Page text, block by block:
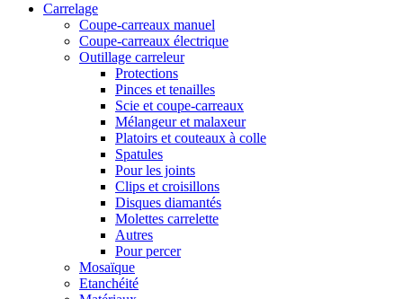
Carrelage
Coupe-carreaux manuel
Coupe-carreaux électrique
Outillage carreleur
Protections
Pinces et tenailles
Scie et coupe-carreaux
Mélangeur et malaxeur
Platoirs et couteaux à colle
Spatules
Pour les joints
Clips et croisillons
Disques diamantés
Molettes carrelette
Autres
Pour percer
Mosaïque
Etanchéité